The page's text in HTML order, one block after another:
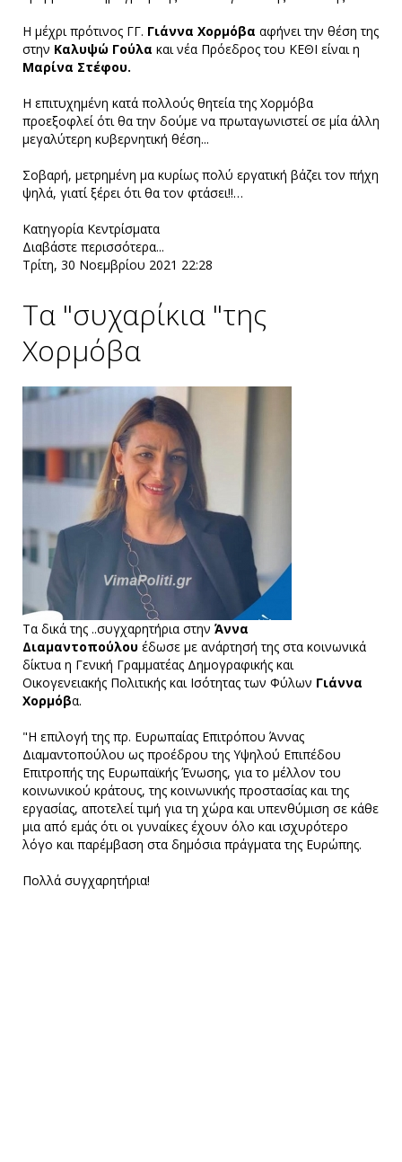
Η μέχρι πρότινος ΓΓ. Γιάννα Χορμόβα αφήνει την θέση της
στην Καλυψώ Γούλα και νέα Πρόεδρος του ΚΕΘΙ είναι η
Μαρίνα Στέφου.
Η επιτυχημένη κατά πολλούς θητεία της Χορμόβα
προεξοφλεί ότι θα την δούμε να πρωταγωνιστεί σε μία άλλη
μεγαλύτερη κυβερνητική θέση...
Σοβαρή, μετρημένη μα κυρίως πολύ εργατική βάζει τον πήχη
ψηλά, γιατί ξέρει ότι θα τον φτάσει!!…
Κατηγορία Κεντρίσματα
Διαβάστε περισσότερα...
Τρίτη, 30 Νοεμβρίου 2021 22:28
Τα "συχαρίκια "της
Χορμόβα
Τα δικά της ..συγχαρητήρια στην Άννα
Διαμαντοπούλου έδωσε με ανάρτησή της στα κοινωνικά
δίκτυα η Γενική Γραμματέας Δημογραφικής και
Οικογενειακής Πολιτικής και Ισότητας των Φύλων Γιάννα
Χορμόβα.
"Η επιλογή της πρ. Ευρωπαίας Επιτρόπου Άννας
Διαμαντοπούλου ως προέδρου της Υψηλού Επιπέδου
Επιτροπής της Ευρωπαϊκής Ένωσης, για το μέλλον του
κοινωνικού κράτους, της κοινωνικής προστασίας και της
εργασίας, αποτελεί τιμή για τη χώρα και υπενθύμιση σε κάθε
μια από εμάς ότι οι γυναίκες έχουν όλο και ισχυρότερο
λόγο και παρέμβαση στα δημόσια πράγματα της Ευρώπης.
Πολλά συγχαρητήρια!